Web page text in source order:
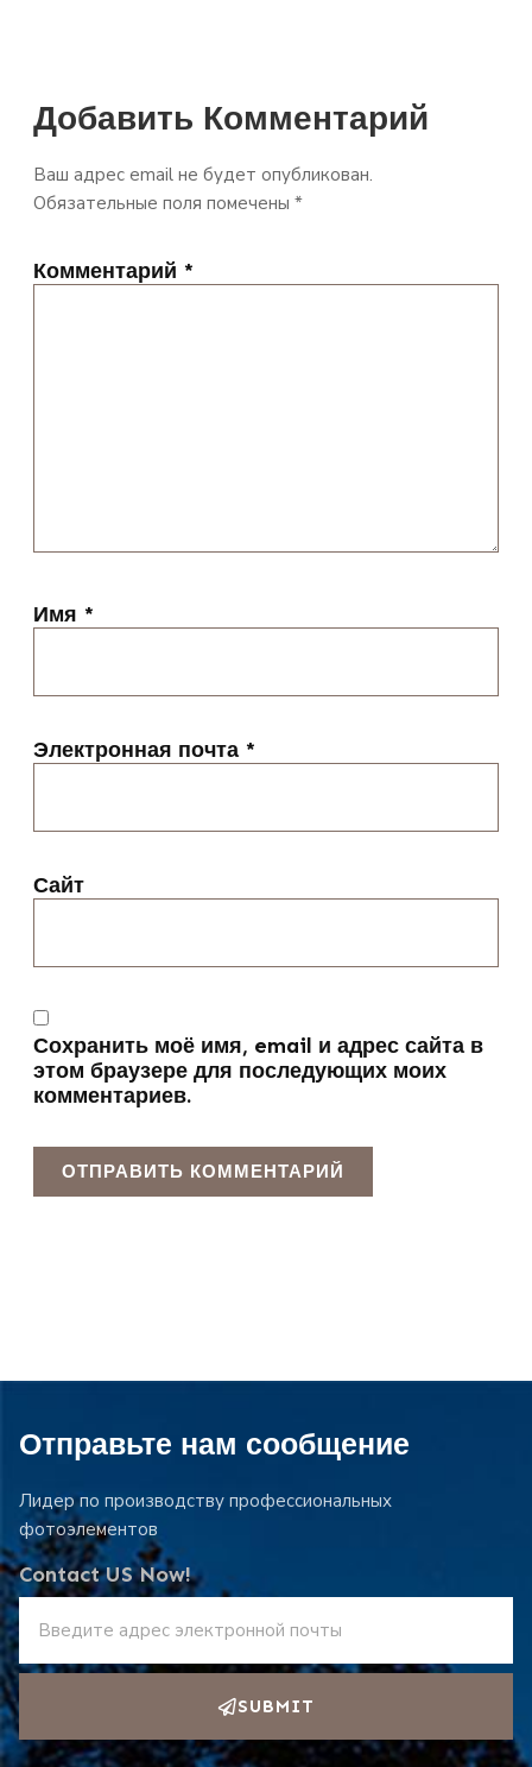
Добавить Комментарий
Ваш адрес email не будет опубликован.
Обязательные поля помечены *
Комментарий *
Имя *
Электронная почта *
Сайт
Сохранить моё имя, email и адрес сайта в
этом браузере для последующих моих
комментариев.
Отправьте нам сообщение
Лидер по производству профессиональных
фотоэлементов
Contact US Now!
SUBMIT